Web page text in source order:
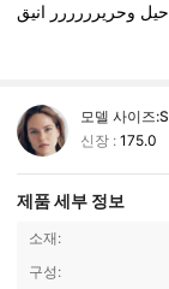
حيل وحريرررررر انيق
모델 사이즈:S
신장 : 175.0
제품 세부 정보
소재:
구성: